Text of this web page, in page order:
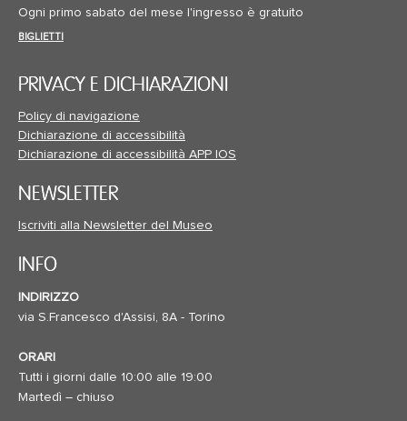
Ogni primo sabato del mese l'ingresso è gratuito
BIGLIETTI
PRIVACY E DICHIARAZIONI
Policy di navigazione
Dichiarazione di accessibilità
Dichiarazione di accessibilità APP IOS
NEWSLETTER
Iscriviti alla Newsletter del Museo
INFO
INDIRIZZO
via S.Francesco d'Assisi, 8A - Torino
ORARI
Tutti i giorni dalle 10:00 alle 19:00
Martedì – chiuso